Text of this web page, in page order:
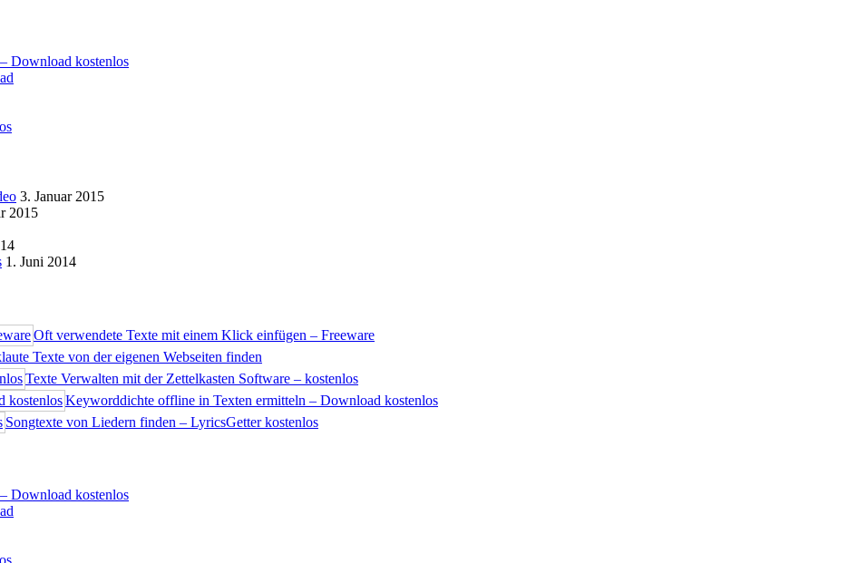
Download kostenlos
3. Januar 2015
2015
1. Juni 2014
Oft verwendete Texte mit einem Klick einfügen – Freeware
Texte von der eigenen Webseiten finden
Texte Verwalten mit der Zettelkasten Software – kostenlos
Keyworddichte offline in Texten ermitteln – Download kostenlos
Songtexte von Liedern finden – LyricsGetter kostenlos
Download kostenlos